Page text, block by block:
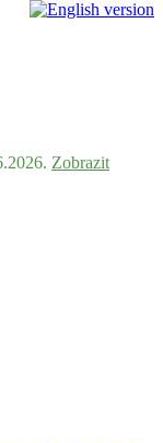
Zobrazit